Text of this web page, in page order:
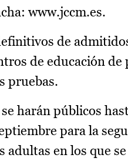
www.jccm.es.
de
de educación
pruebas.
harán públicos
para la
adultas en los que